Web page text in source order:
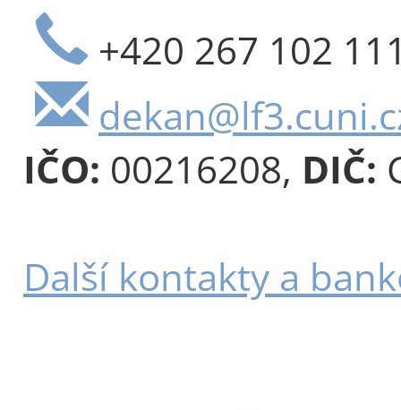
+420 267 102
IČO: 00216208, DIČ:
Další kontakty a